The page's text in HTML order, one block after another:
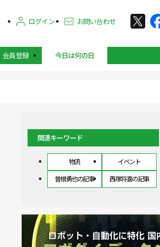
ログイン お問い合わせ
会員登録 今日は何の日
関連キーワード
物流
イベント
曽根勇也の記事
西塚将喜の記事